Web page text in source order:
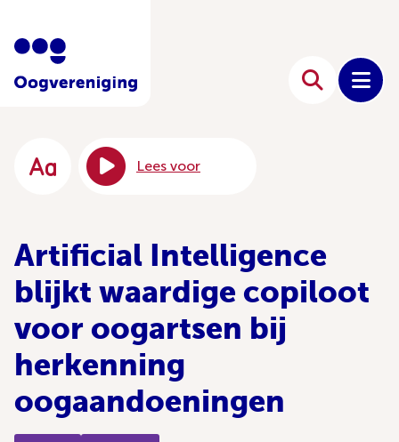
Lees voor
Artificial Intelligence
blijkt waardige copiloot
voor oogartsen bij
herkenning
oogaandoeningen